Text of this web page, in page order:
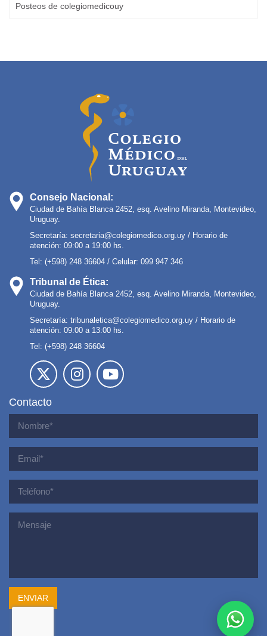
Posteos de colegiomedicouy
Consejo Nacional:
Ciudad de Bahía Blanca 2452, esq. Avelino Miranda, Montevideo,
Uruguay.
Secretaría: secretaria@colegiomedico.org.uy / Horario de
atención: 09:00 a 19:00 hs.
Tel: (+598) 248 36604 / Celular: 099 947 346
Tribunal de Ética:
Ciudad de Bahía Blanca 2452, esq. Avelino Miranda, Montevideo,
Uruguay.
Secretaría: tribunaletica@colegiomedico.org.uy / Horario de
atención: 09:00 a 13:00 hs.
Tel: (+598) 248 36604
Contacto